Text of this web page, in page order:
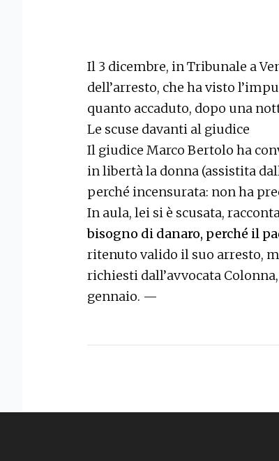
Il 3 dicembre, in Tribunale a
dell’arresto, che ha visto
quanto accaduto, dopo una
Le scuse davanti al giudice
Il giudice Marco Bertolo ha
in libertà la donna (assistita
perché incensurata: non ha
In aula, lei si è scusata,
bisogno di danaro, perché il
ritenuto valido il suo arresto,
richiesti dall’avvocata
gennaio. —